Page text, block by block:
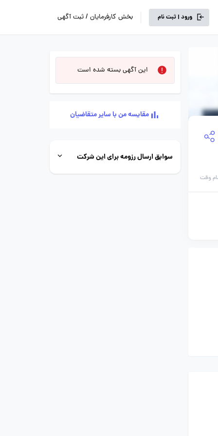
ورود | ثبت نام بخش کارفرمایان / ثبت آگهی
وقت
این آگهی بسته شده است
مقایسه من با سایر متقاضیان
سوابق ارسال رزومه برای این شرکت